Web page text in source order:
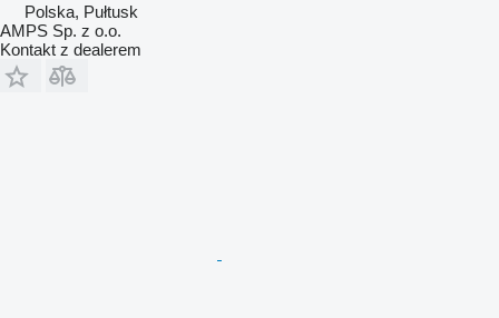
Polska, Pułtusk
AMPS Sp. z o.o.
Kontakt z dealerem